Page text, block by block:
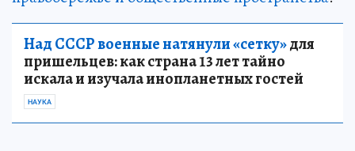
Над СССР военные натянули «сетку»для
пришельцев: как страна 13 лет тайно
искала и изучала инопланетных гостей
НАУКА